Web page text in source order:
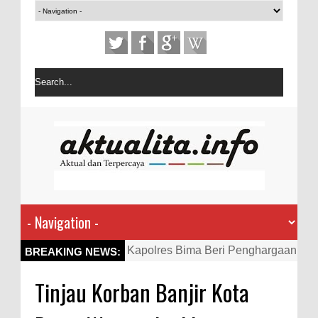
BREAKING NEWS:
Kapolres Bima Beri Penghargaan
Aktif Bantu Polisi Berantas
Tinjau Korban Banjir Kota